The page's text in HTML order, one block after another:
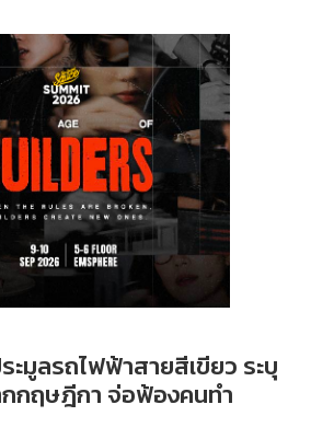
ะมูลรถไฟฟ้าสายสีเขียว ระบุ
กฤษฎีกา จ่อฟ้องคนทำ